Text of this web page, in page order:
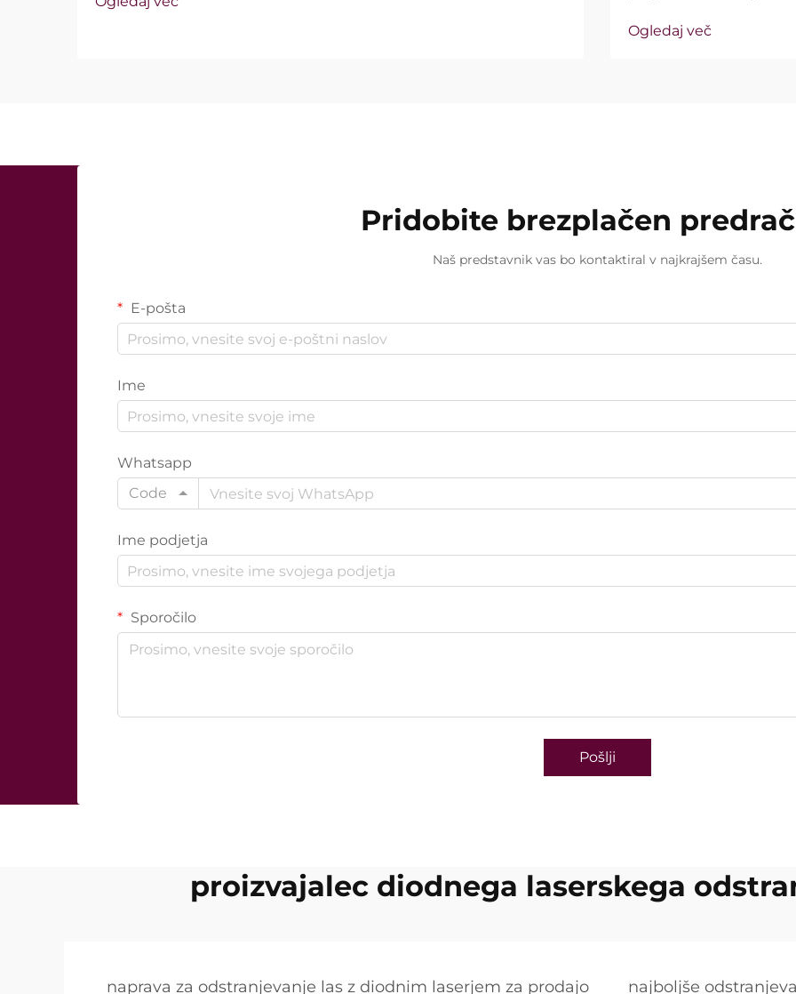
te funkcije sploh obstajajo, temveč kako natančno delujejo
resničnost precej
Ogledaj več
Pridobite brezplačen
Naš predstavnik vas bo kontaktiral v najkrajšem času.
E-pošta
Ime
Whatsapp
Code
Ime podjetja
Sporočilo
Pošlji
proizvajalec diodnega laserskega
naprava za odstranjevanje las z diodnim laserjem za prodajo najboljše